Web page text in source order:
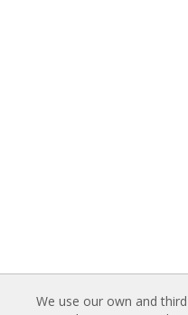
We use our own and